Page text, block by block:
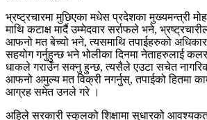
भ्रष्ट्रचारमा मुछिएका मधेस प्रदेशका मुख्यमन्त्री
माथि कटाक्ष मार्दै उम्मेदवार सर्राफले भने,
आफनो मत बेच्यो भने, त्यसमाथि तपाईहरुको
सहयोग गर्नुहुन्छ भने भोलीका दिनमा नेताहरुलाई
धाकले गराउँन सक्नु हुन्छ, त्यसैले एउटा सचेत
आफनो अमुल्य मत विक्री नगर्नुस्, तपाईको हितमा
आग्रह समेत उनले गरे ।
अहिले सरकारी स्कुलको शिक्षामा सुधारको